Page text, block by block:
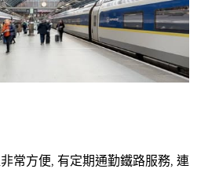
常方便, 有定期通勤鐵路服務, 連